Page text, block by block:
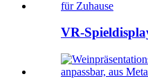
VR-